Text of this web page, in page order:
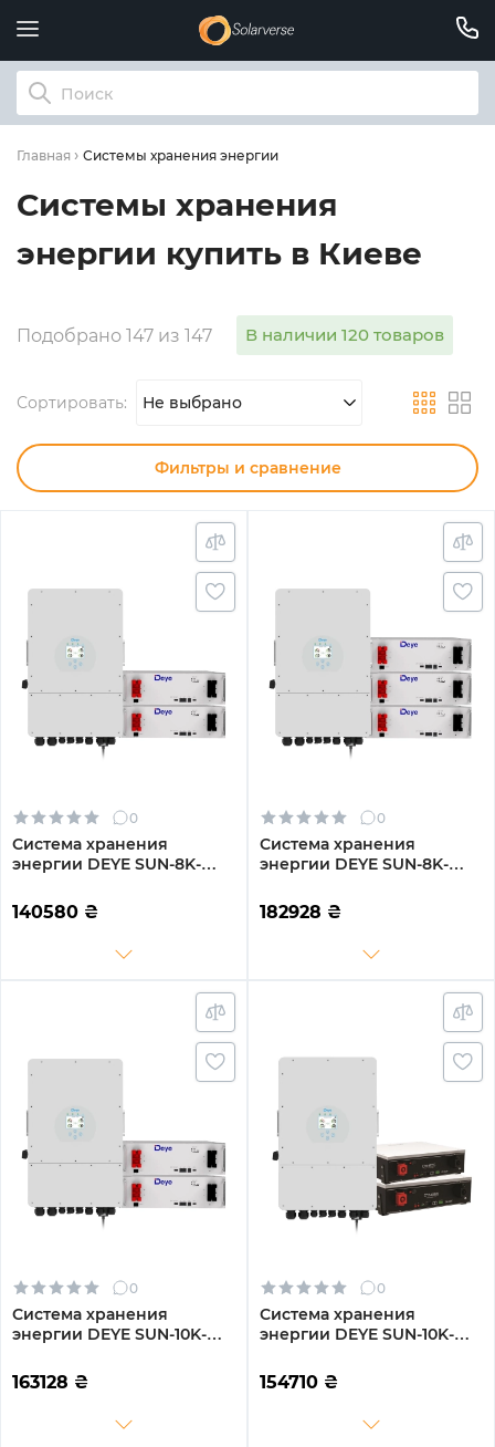
Главная Системы хранения энергии
Системы хранения
энергии купить в Киеве
Подобрано 147 из 147 В наличии 120 товаров
Сортировать: Не выбрано
Фильтры и сравнение
0
Система хранения
энергии DEYE SUN-8K-
8000W 10.24kh 2BAT
LiFePO4 6000 циклов
140580 ₴
0
Система хранения
энергии DEYE SUN-8K-
8000W 15.36kh 3BAT
LiFePO4 6000 циклов
182928 ₴
0
Система хранения
энергии DEYE SUN-10K-
2DE10.24K-LFP 10000W
10.24kh 2BAT LiFePO4 6000
163128 ₴
0
Система хранения
энергии DEYE SUN-10K-
2DY10.24K-LFP-W 10000W
10.24kh 2BAT LiFePO4 6000
154710 ₴